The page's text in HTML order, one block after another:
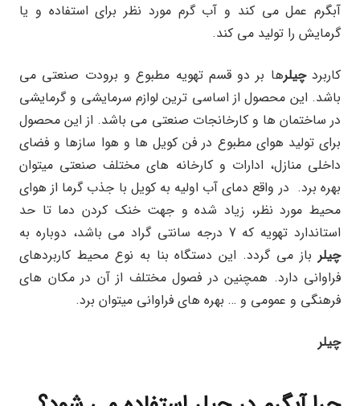
آبگرم عمل می کند و آب گرم مورد نظر برای استفاده و یا
گرمایش را تولید می کند.
کاربردچیلرها بر دو قسم تهویه مطبوع و برودت صنعتی می
باشد. این محصول از اساسی ترین لوازم سرمایشی و گرمایشی
در ساختمان ها و کارخانجات صنعتی می باشد. از این محصول
برای تولید هوای مطبوع در فن کویل ها و هوا سازها و فضای
داخلی منازل، ادارات و کارخانه های مختلف صنعتی میتوان
بهره برد. در واقع دمای آب اولیه به کویل با جذب گرما از هوای
محیط مورد نظر، زیاد شده و جهت خنک کردن دما تا حد
استاندارد تهویه که 7 درجه سانتی گراد می باشد، دوباره به
چیلر باز می گردد. این دستگاه بنا به نوع محیط کاربردهای
فراوانی دارد. همچنین در فصول مختلف از آن در مکان های
فرهنگی و عمومی و … بهره های فراوانی میتوان برد.
چیلر